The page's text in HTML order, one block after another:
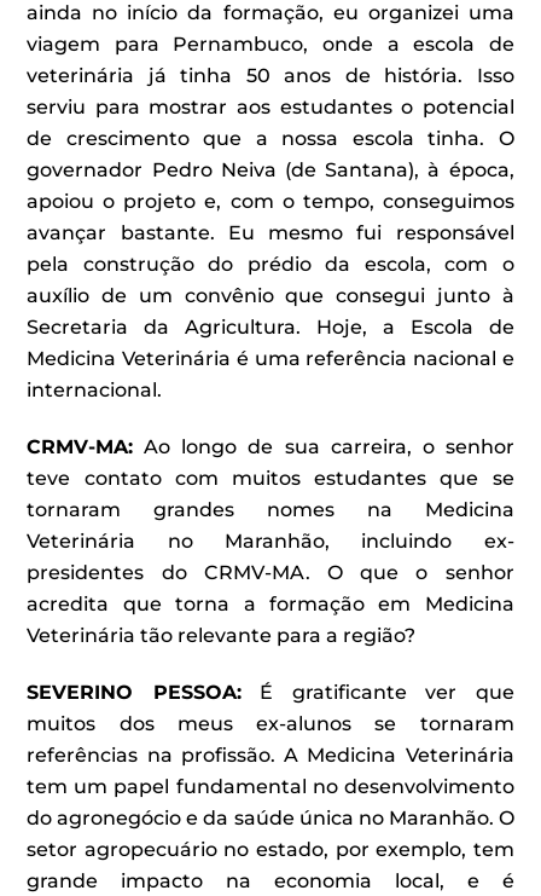
ainda no início da formação, eu organizei uma
viagem para Pernambuco, onde a escola de
veterinária já tinha 50 anos de história. Isso
serviu para mostrar aos estudantes o potencial
de crescimento que a nossa escola tinha. O
governador Pedro Neiva (de Santana), à época,
apoiou o projeto e, com o tempo, conseguimos
avançar bastante. Eu mesmo fui responsável
pela construção do prédio da escola, com o
auxílio de um convênio que consegui junto à
Secretaria da Agricultura. Hoje, a Escola de
Medicina Veterinária é uma referência nacional e
internacional.
CRMV-MA: Ao longo de sua carreira, o senhor
teve contato com muitos estudantes que se
tornaram grandes nomes na Medicina
Veterinária no Maranhão, incluindo ex-
presidentes do CRMV-MA. O que o senhor
acredita que torna a formação em Medicina
Veterinária tão relevante para a região?
SEVERINO PESSOA:É gratificante ver que
muitos dos meus ex-alunos se tornaram
referências na profissão. A Medicina Veterinária
tem um papel fundamental no desenvolvimento
do agronegócio e da saúde única no Maranhão. O
setor agropecuário no estado, por exemplo, tem
grande impacto na economia local, e é